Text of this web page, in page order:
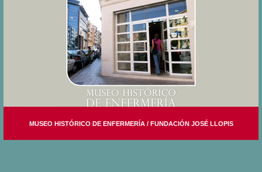
Colegio Oficial de Enfermería de Alicante
MUSEO HISTÓRICO DE ENFERMERÍA / FUNDACIÓN JOSÉ LLOPIS